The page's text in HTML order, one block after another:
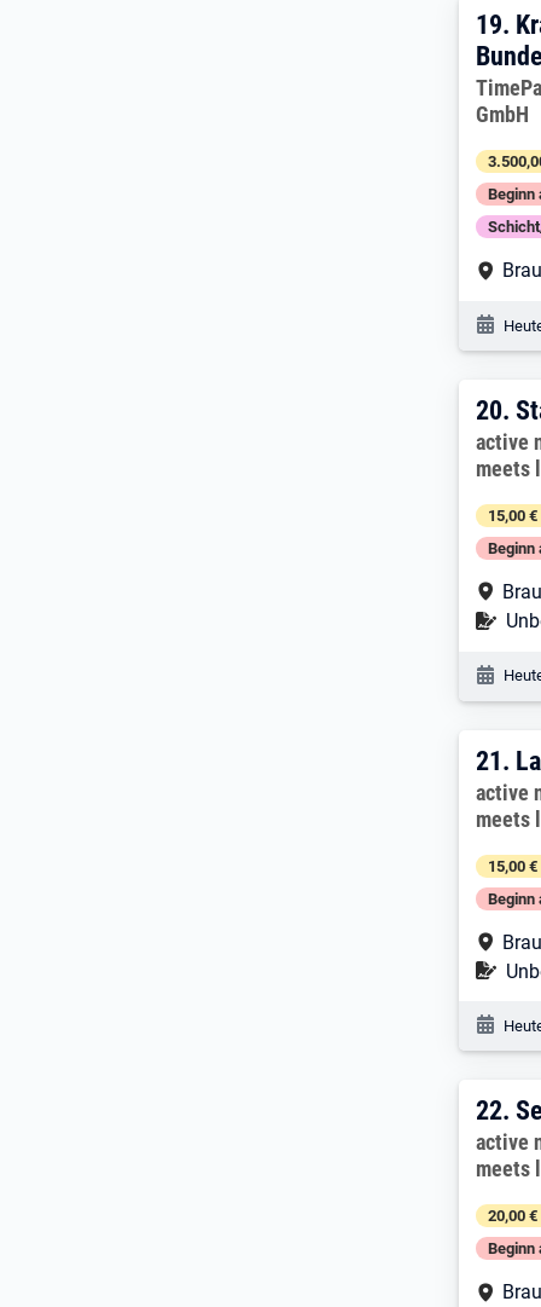
19.
19.
GmbH
Beginn
20.
20.
active
meets
15,00
Beginn
21.
21.
active
meets
15,00
Beginn
22.
22.
active
meets
20,00
Beginn